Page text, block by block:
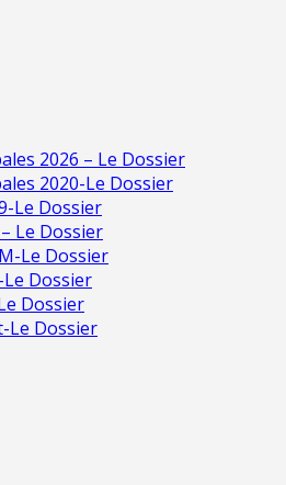
2026 – Le Dossier
2020-Le Dossier
Le Dossier
Le Dossier
Le Dossier
Dossier
Dossier
Le Dossier